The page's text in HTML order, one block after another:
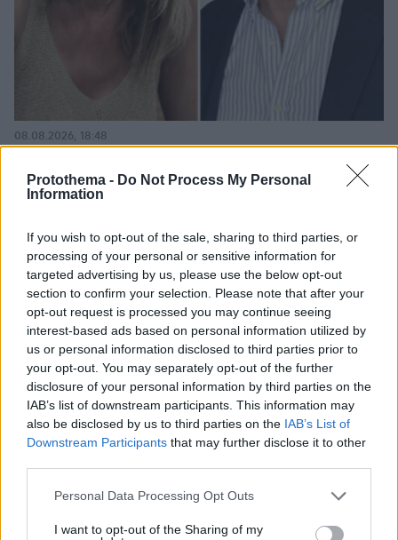
Protothema - Do Not Process My Personal
Information
If you wish to opt-out of the sale, sharing to third parties, or
processing of your personal or sensitive information for
targeted advertising by us, please use the below opt-out
section to confirm your selection. Please note that after your
opt-out request is processed you may continue seeing
interest-based ads based on personal information utilized by
us or personal information disclosed to third parties prior to
your opt-out. You may separately opt-out of the further
disclosure of your personal information by third parties on the
IAB’s list of downstream participants. This information may
also be disclosed by us to third parties on the IAB’s List of
Downstream Participants that may further disclose it to other
Please note that this website/app uses one or more Google
not limited to your visit or usage behaviour. You may click to
Personal Data Processing Opt Outs
I want to opt-out of the Sharing of my
επιχειρηματίας Νίκος Μπρουτζάκης: Καταγγέλλει
κλειστή κάστα, «λένε προδότες και πληρωμένους
08.08.2026, 18:48